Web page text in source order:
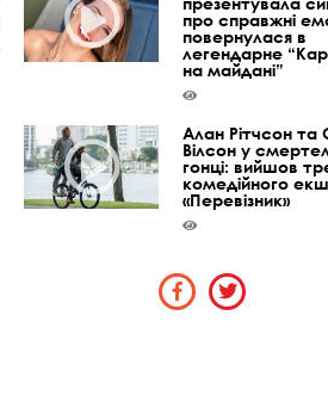
про справжні
повернулася в
легендарне
на майдані”
Алан Рітчсон та
Вілсон у
гонці: вийшов
комедійного
«Перевізник»